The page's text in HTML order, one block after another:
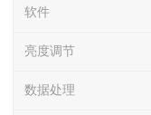
软件
亮度调节
数据处理